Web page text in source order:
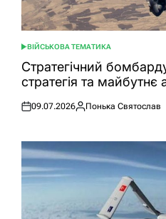
ОПУБЛІКУВАТИ
У
ВІЙСЬКОВА ТЕМАТИКА
Стратегічний
стратегія та майбутнє
Оприлюднено
09.07.2026
Опубліковано
Понька Святослав